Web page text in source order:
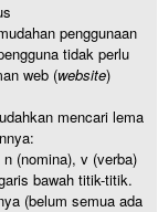
penggunaan
tidak perlu
web (website)
mencari lema
(nomina), v (verba)
bawah titik-titik.
(belum semua ada